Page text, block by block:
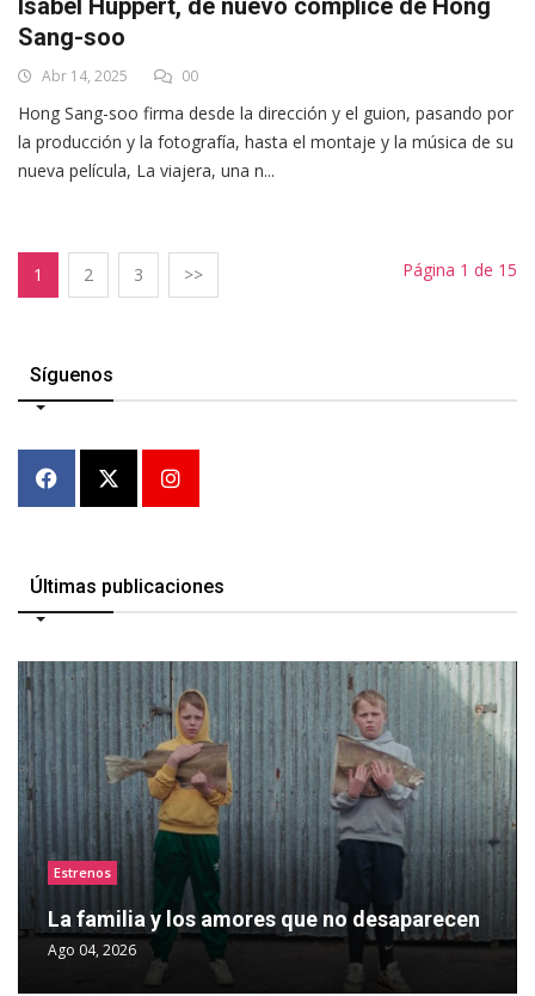
Isabel Huppert, de nuevo cómplice de Hong
Sang-soo
Abr 14, 2025 00
Hong Sang-soo firma desde la dirección y el guion, pasando por
la producción y la fotografía, hasta el montaje y la música de su
nueva película, La viajera, una n...
1 2 3 >> Página 1 de 15
Síguenos
Últimas publicaciones
Estrenos
La familia y los amores que no desaparecen
Ago 04, 2026